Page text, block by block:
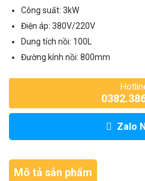
Công suất: 3kW
Điện áp: 380V/220V
Dung tích nồi: 100L
Đường kính nồi: 800mm
Zalo
Mô tả sản phẩm